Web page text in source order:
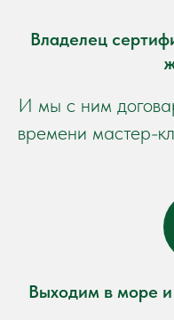
Владелец
И мы с ним
времени мастер-
Выходим в море